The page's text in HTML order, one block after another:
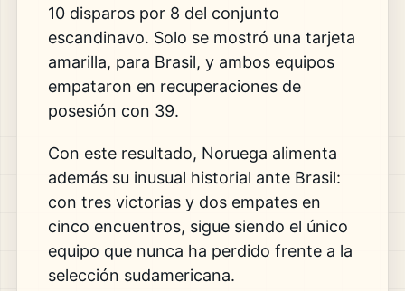
10 disparos por 8 del conjunto
escandinavo. Solo se mostró una tarjeta
amarilla, para Brasil, y ambos equipos
empataron en recuperaciones de
posesión con 39.
Con este resultado, Noruega alimenta
además su inusual historial ante Brasil:
con tres victorias y dos empates en
cinco encuentros, sigue siendo el único
equipo que nunca ha perdido frente a la
selección sudamericana.